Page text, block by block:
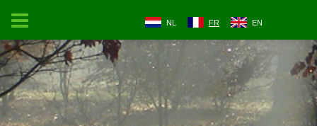
NL FR EN